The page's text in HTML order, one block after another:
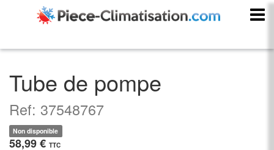
Tube de pompe
Ref: 37548767
Non disponible
58,99 € TTC